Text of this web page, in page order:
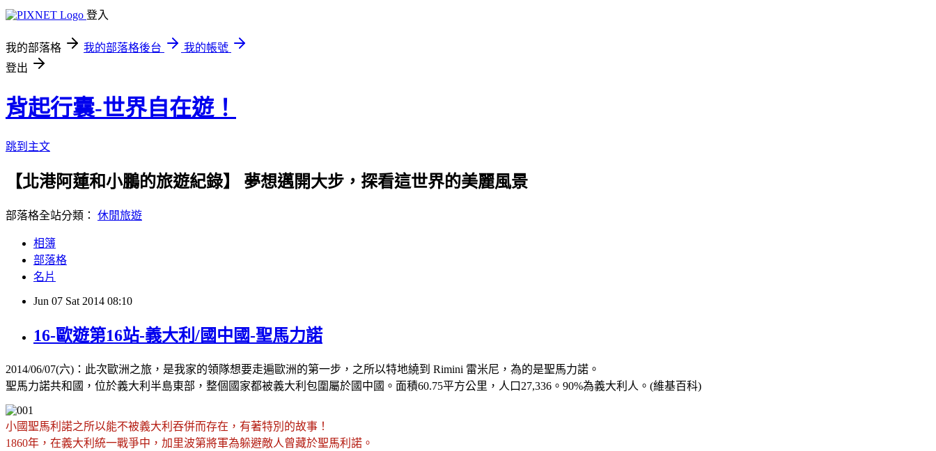
登入
我的部落格 我的部落格後台
我的帳號
登出
背起行囊-世界自在遊！
跳到主文
【北港阿蓮和小鵬的旅遊紀錄】 夢想邁開大步，探看這世界的美麗風景
部落格全站分類： 休閒旅遊
相簿
部落格
名片
Jun 07 Sat 2014 08:10
16-歐遊第16站-義大利/國中國-聖馬力諾
2014/06/07(六)：此次歐洲之旅，是我家的領隊想要走遍歐洲的第一步，之所以特地繞到 Rimini 雷米尼，為的是聖馬力諾。
聖馬力諾共和國，位於義大利半島東部，整個國家都被義大利包圍屬於國中國。面積60.75平方公里，人口27,336。90%為義大利人。(維基百科)
小國聖馬利諾之所以能不被義大利吞併而存在，有著特別的故事！
1860年，在義大利統一戰爭中，加里波第將軍為躲避敵人曾藏於聖馬利諾。